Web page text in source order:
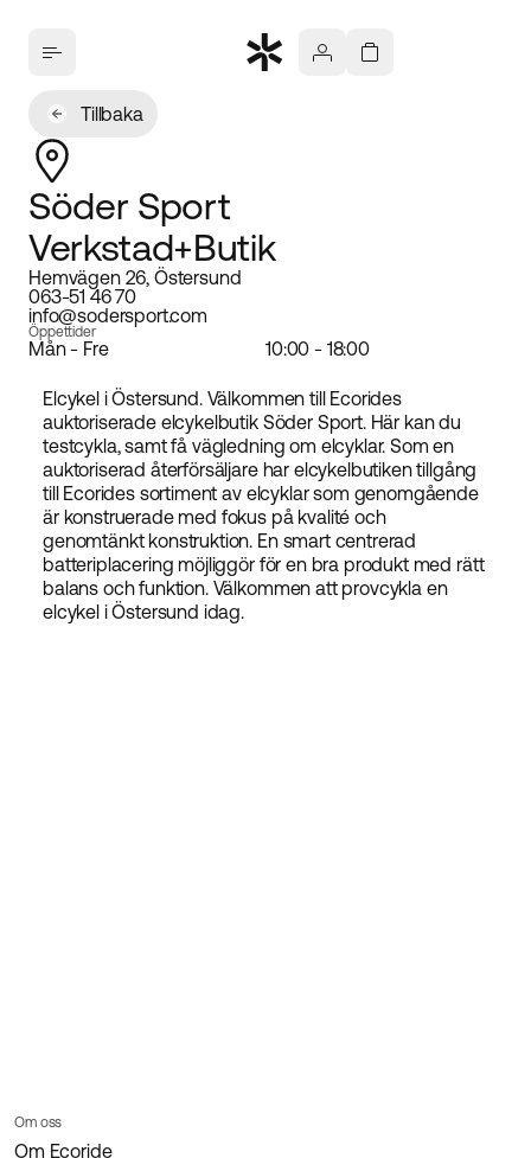
Tillbaka
Söder Sport
Verkstad+Butik
Hemvägen 26, Östersund
063-51 46 70
info@sodersport.com
Öppettider
Mån - Fre 10:00 - 18:00
Elcykel i Östersund. Välkommen till Ecorides
auktoriserade elcykelbutik Söder Sport. Här kan du
testcykla, samt få vägledning om elcyklar. Som en
auktoriserad återförsäljare har elcykelbutiken tillgång
till Ecorides sortiment av elcyklar som genomgående
är konstruerade med fokus på kvalité och
genomtänkt konstruktion. En smart centrerad
batteriplacering möjliggör för en bra produkt med rätt
balans och funktion. Välkommen att provcykla en
elcykel i Östersund idag.
Om oss
Om Ecoride